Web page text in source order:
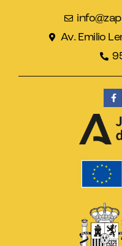
Av. Emilio